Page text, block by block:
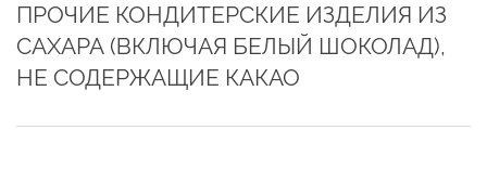
ПРОЧИЕ КОНДИТЕРСКИЕ ИЗДЕЛИЯ ИЗ
САХАРА (ВКЛЮЧАЯ БЕЛЫЙ ШОКОЛАД),
НЕ СОДЕРЖАЩИЕ КАКАО